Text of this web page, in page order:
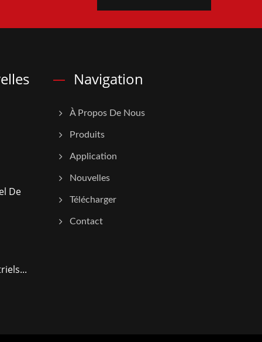
De
Navigation
À Propos De Nous
Produits
Application
Nouvelles
Télécharger
Contact